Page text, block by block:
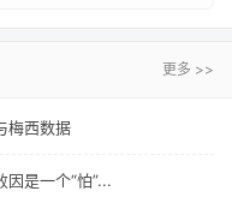
更多 >>
梅西数据
是一个“怕”...